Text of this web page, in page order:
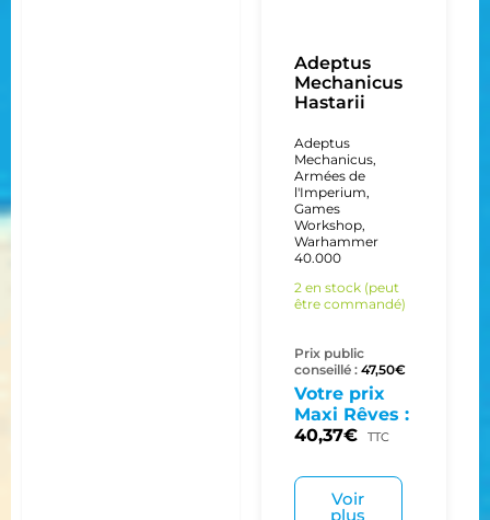
Adeptus
Mechanicus
Hastarii
Adeptus
Mechanicus,
Armées de
l'Imperium,
Games
Workshop,
Warhammer
40.000
2 en stock (peut
être commandé)
Prix public
conseillé : 47,50€
Votre prix
Maxi Rêves :
40,37€ TTC
Voir
plus